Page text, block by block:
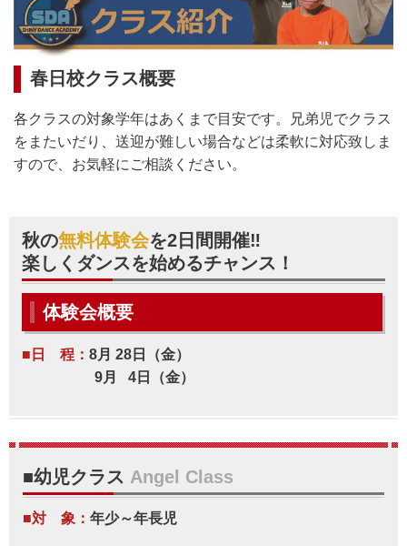
春日校クラス概要
各クラスの対象学年はあくまで目安です。兄弟児でクラス
をまたいだり、送迎が難しい場合などは柔軟に対応致しま
すので、お気軽にご相談ください。
秋の無料体験会を2日間開催‼
楽しくダンスを始めるチャンス！
体験会概要
■日 程： 8月 28日（金）
9月 4日（金）
■幼児クラス Angel Class
■対 象： 年少～年長児